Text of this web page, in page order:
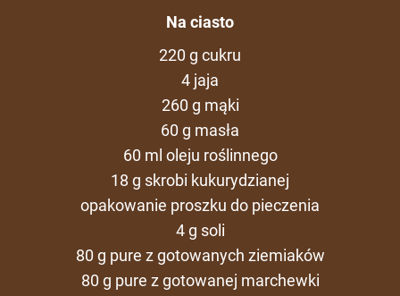
Na ciasto
220 g cukru
4 jaja
260 g mąki
60 g masła
60 ml oleju roślinnego
18 g skrobi kukurydzianej
opakowanie proszku do pieczenia
4 g soli
80 g pure z gotowanych ziemiaków
80 g pure z gotowanej marchewki